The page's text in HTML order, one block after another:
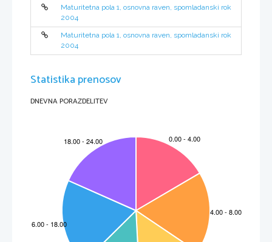
   ______________________________________________________________
__
2.  ¿En qué lugares podemos disfrutar de
   ______________________________________________________________
3.  ¿Con qué medio se realiza el servicio
a)
  _____________________________________________________________
)  _____________________________________________________________ (2)
Tarjeta Prepago?
)  _____________________________________________________________
_____________________________________________________________
  _____________________________________________________________
(3)
Maturitetna pola 1, osnovna raven, spomladanski rok
2004
Maturitetna pola 1, osnovna raven, spomladanski rok
2004
Statistika prenosov
DNEVNA PORAZDELITEV